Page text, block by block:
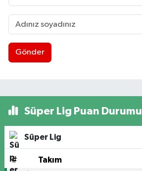
Gönder
Süper Lig Puan Durumu
Süper Lig
# Takım